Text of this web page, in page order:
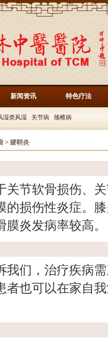
新闻资讯 特色疗法
湿类风湿 关节病 颈椎病
> 腱鞘炎
关节软骨损伤、
的损伤性炎症。
炎发病率较高。
我们，治疗疾病
者也可以在家自